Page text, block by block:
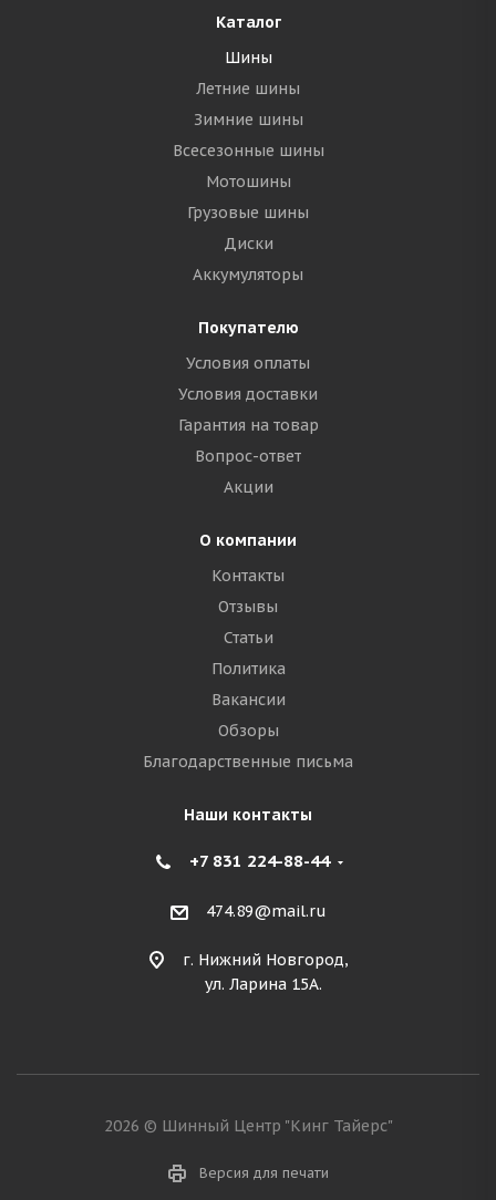
Каталог
Шины
Летние шины
Зимние шины
Всесезонные шины
Мотошины
Грузовые шины
Диски
Аккумуляторы
Покупателю
Условия оплаты
Условия доставки
Гарантия на товар
Вопрос-ответ
Акции
О компании
Контакты
Отзывы
Статьи
Политика
Вакансии
Обзоры
Благодарственные письма
Наши контакты
+7 831 224-88-44
474.89@mail.ru
г. Нижний Новгород,
ул. Ларина 15А.
2026 © Шинный Центр "Кинг Тайерс"
Версия для печати